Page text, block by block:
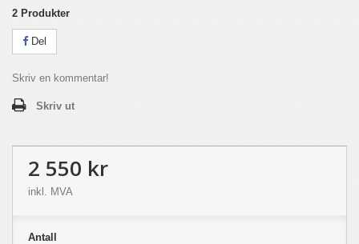
2 Produkter
Del
Skriv en kommentar!
Skriv ut
2 550 kr
inkl. MVA
Antall